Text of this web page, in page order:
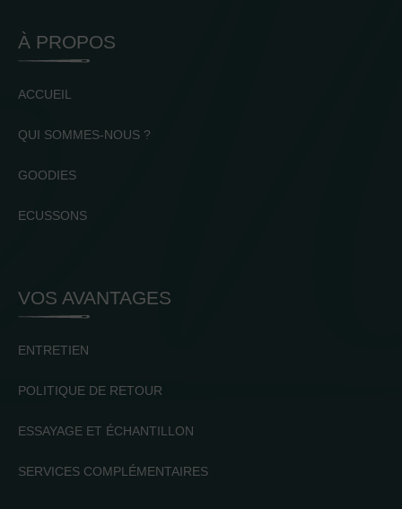
À PROPOS
ACCUEIL
QUI SOMMES-NOUS ?
GOODIES
ECUSSONS
VOS AVANTAGES
ENTRETIEN
POLITIQUE DE RETOUR
ESSAYAGE ET ÉCHANTILLON
SERVICES COMPLÉMENTAIRES